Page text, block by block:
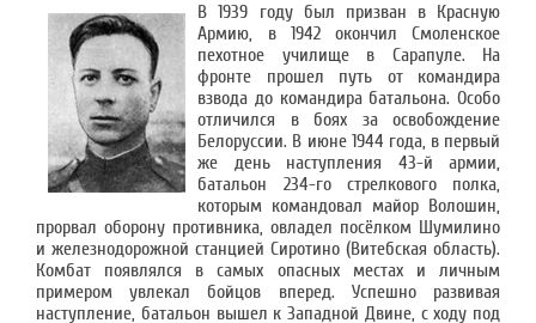
В 1939 году был призван в Красную
Армию, в 1942 окончил Смоленское
пехотное училище в Сарапуле. На
фронте прошел путь от командира
взвода до командира батальона. Особо
отличился в боях за освобождение
Белоруссии. В июне 1944 года, в первый
же день наступления 43-й армии,
батальон 234-го стрелкового полка,
которым командовал майор Волошин,
прорвал оборону противника, овладел посёлком Шумилино
и железнодорожной станцией Сиротино (Витебская область).
Комбат появлялся в самых опасных местах и личным
примером увлекал бойцов вперед. Успешно развивая
наступление, батальон вышел к Западной Двине, с ходу под